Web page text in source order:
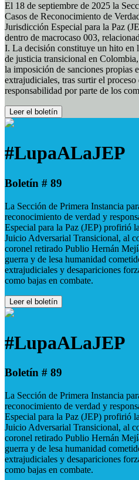
El 18 de septiembre de 2025 la
Casos de Reconocimiento de
Jurisdicción Especial para la Paz
dentro de macrocaso 003,
I. La decisión constituye un hito en
de justicia transicional en
la imposición de sanciones propias
extrajudiciales, tras surtir el
responsabilidad por parte de los
Leer el boletín
#LupaALaJEP
Boletín # 89
La Sección de Primera Instancia
reconocimiento de verdad y
Especial para la Paz (JEP) profirió
Juicio Adversarial Transicional, al
coronel retirado Publio Hernán
guerra y de lesa humanidad
extrajudiciales y desapariciones
como bajas en combate.
Leer el boletín
#LupaALaJEP
Boletín # 89
La Sección de Primera Instancia
reconocimiento de verdad y
Especial para la Paz (JEP) profirió
Juicio Adversarial Transicional, al
coronel retirado Publio Hernán
guerra y de lesa humanidad
extrajudiciales y desapariciones
como bajas en combate.